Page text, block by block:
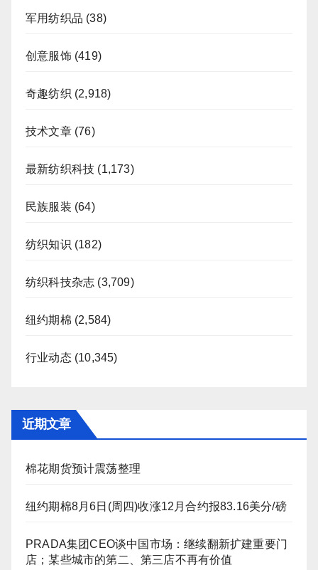
军用纺织品 (38)
创意服饰(419)
奇趣纺织 (2,918)
技术文章(76)
最新纺织科技 (1,173)
民族服装 (64)
纺织知识 (182)
纺织科技杂志 (3,709)
纽约期棉 (2,584)
行业动态(10,345)
近期文章
棉花期货预计震荡整理
纽约期棉8月6日(周四)收涨12月合约报83.16美分/磅
PRADA集团CEO谈中国市场：继续翻新扩建重要门
店；某些城市的第二、第三店不再有价值